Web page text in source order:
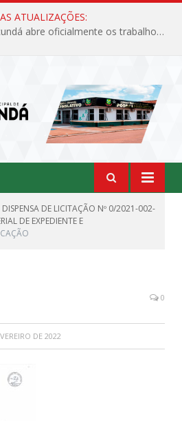
ATUALIZAÇÕES:
Câmara Municipal de Jacundá abre oficialmente os trabalhos legislativos de 2026
DISPENSA DE LICITAÇÃO Nº 0/2021-002-
DE EXPEDIENTE E
0
DE 2022